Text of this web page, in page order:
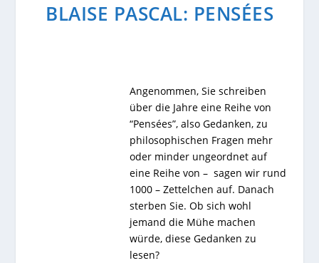
BLAISE PASCAL: PENSÉES
Angenommen, Sie schreiben
über die Jahre eine Reihe von
“Pensées”, also Gedanken, zu
philosophischen Fragen mehr
oder minder ungeordnet auf
eine Reihe von – sagen wir rund
1000 – Zettelchen auf. Danach
sterben Sie. Ob sich wohl
jemand die Mühe machen
würde, diese Gedanken zu
lesen?